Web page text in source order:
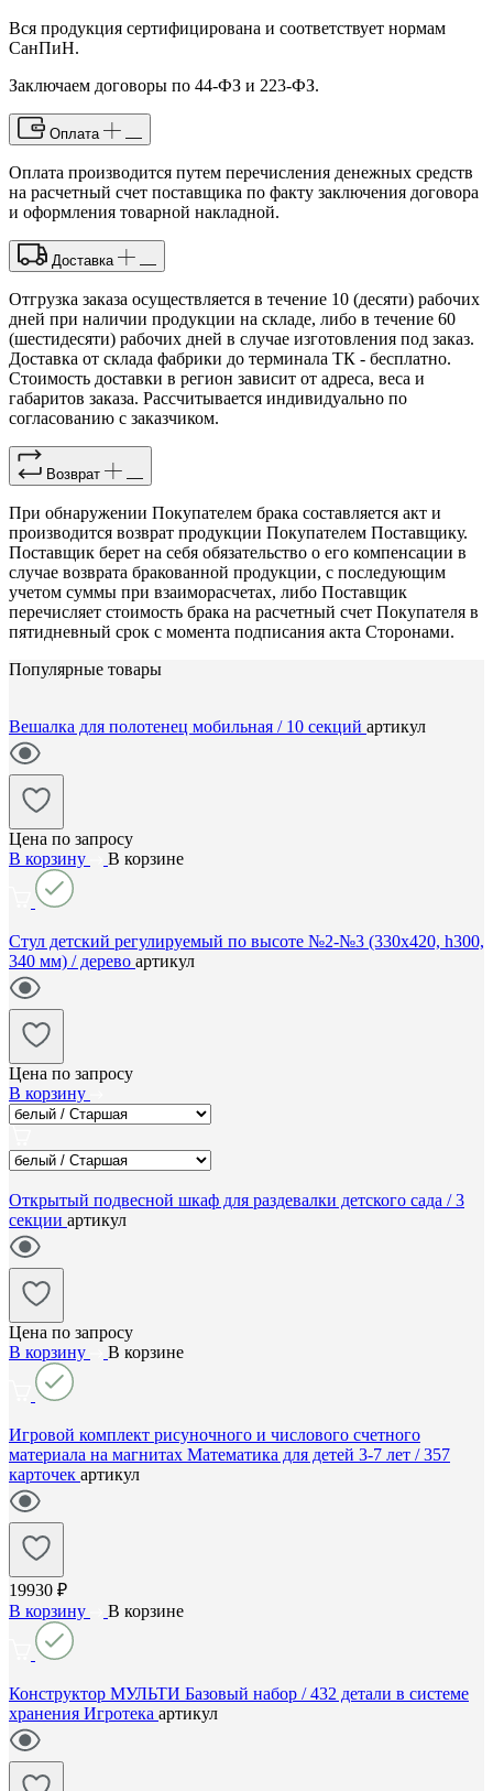
Вся продукция сертифицирована и соответствует нормам
СанПиН.
Заключаем договоры по 44-ФЗ и 223-ФЗ.
Оплата
Оплата производится путем перечисления денежных средств
на расчетный счет поставщика по факту заключения договора
и оформления товарной накладной.
Доставка
Отгрузка заказа осуществляется в течение 10 (десяти) рабочих
дней при наличии продукции на складе, либо в течение 60
(шестидесяти) рабочих дней в случае изготовления под заказ.
Доставка от склада фабрики до терминала ТК - бесплатно.
Стоимость доставки в регион зависит от адреса, веса и
габаритов заказа. Рассчитывается индивидуально по
согласованию с заказчиком.
Возврат
При обнаружении Покупателем брака составляется акт и
производится возврат продукции Покупателем Поставщику.
Поставщик берет на себя обязательство о его компенсации в
случае возврата бракованной продукции, с последующим
учетом суммы при взаиморасчетах, либо Поставщик
перечисляет стоимость брака на расчетный счет Покупателя в
пятидневный срок с момента подписания акта Сторонами.
Популярные товары
Вешалка для полотенец мобильная / 10 секций артикул
Цена по запросу
В корзину
В корзине
Стул детский регулируемый по высоте №2-№3 (330х420, h300,
340 мм) / дерево артикул
Цена по запросу
В корзину
Открытый подвесной шкаф для раздевалки детского сада / 3
секции артикул
Цена по запросу
В корзину
В корзине
Игровой комплект рисуночного и числового счетного
материала на магнитах Математика для детей 3-7 лет / 357
карточек артикул
19930 ₽
В корзину
В корзине
Конструктор МУЛЬТИ Базовый набор / 432 детали в системе
хранения Игротека артикул